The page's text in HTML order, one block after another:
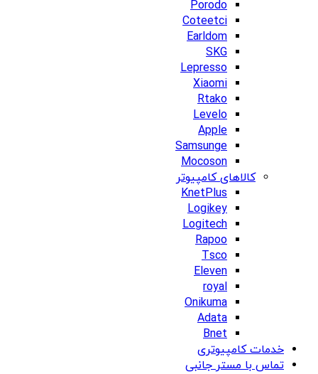
Porodo
Coteetci
Earldom
SKG
Lepresso
Xiaomi
Rtako
Levelo
Apple
Samsunge
Mocoson
کالاهای کامپیوتر
KnetPlus
Logikey
Logitech
Rapoo
Tsco
Eleven
royal
Onikuma
Adata
Bnet
خدمات کامپیوتری
تماس با مستر جانبی